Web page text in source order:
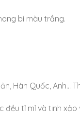
bì màu trắng.
Hàn Quốc, Anh…
đều tỉ mỉ và tinh xảo